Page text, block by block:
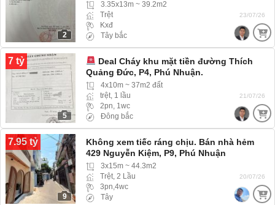
2
3.35x13m ~ 39.2m2
Trệt
Kxđ
Tây bắc
23/07/26
7 tỷ
5
Deal Cháy khu mặt tiền đường Thích
Quảng Đức, P4, Phú Nhuận.
4x10m ~ 37m2 đất
trệt, 1 lầu
2pn, 1wc
Đông bắc
21/07/26
7.95 tỷ
9
Không xem tiếc ráng chịu. Bán nhà hẻm
429 Nguyễn Kiệm, P9, Phú Nhuận
3x15m ~ 44.3m2
Trệt, 2 Lầu
3pn,4wc
Tây
20/07/26